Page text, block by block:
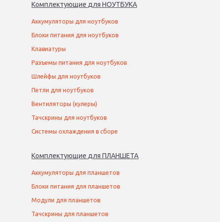
Комплектующие для НОУТБУКА
Аккумуляторы для ноутбуков
Блоки питания для ноутбуков
Клавиатуры
Разъемы питания для ноутбуков
Шлейфы для ноутбуков
Петли для ноутбуков
Вентиляторы (кулеры)
Тачскрины для ноутбуков
Системы охлаждения в сборе
Комплектующие для ПЛАНШЕТА
Аккумуляторы для планшетов
Блоки питания для планшетов
Модули для планшетов
Тачскрины для планшетов